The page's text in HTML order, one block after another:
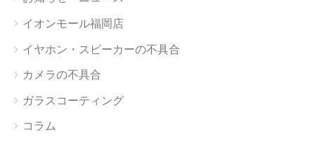
イオンモール福岡店
イヤホン・スピーカーの不具合
カメラの不具合
ガラスコーティング
コラム